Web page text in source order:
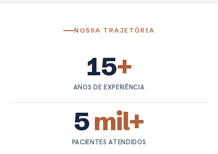
NOSSA TRAJETÓRIA
15+
ANOS DE EXPERIÊNCIA
5mil+
PACIENTES ATENDIDOS